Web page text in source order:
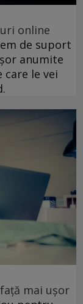
online
de suport
anumite
le vei
mai ușor